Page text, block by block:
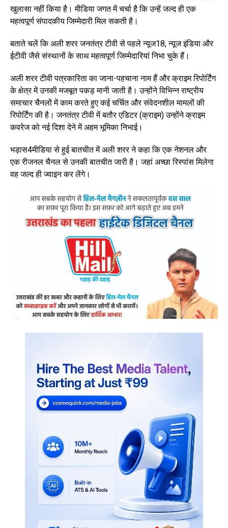
खुलासा नहीं किया है। मीडिया जगत में चर्चा है कि उन्हें जल्द ही एक
महत्वपूर्ण संपादकीय जिम्मेदारी मिल सकती है।
बताते चलें कि अली शरर जनतंत्र टीवी से पहले न्यूज18, न्यूज इंडिया और
ईटीवी जैसे संस्थानों के साथ महत्वपूर्ण जिम्मेदारियां निभा चुके हैं।
अली शरर टीवी पत्रकारिता का जाना-पहचाना नाम हैं और क्राइम रिपोर्टिंग
के क्षेत्र में उनकी मजबूत पकड़ मानी जाती है। उन्होंने विभिन्न राष्ट्रीय
समाचार चैनलों में काम करते हुए कई चर्चित और संवेदनशील मामलों की
रिपोर्टिंग की है। जनतंत्र टीवी में बतौर एडिटर (क्राइम) उन्होंने क्राइम
कवरेज को नई दिशा देने में अहम भूमिका निभाई।
भड़ास4मीडिया से हुई बातचीत में अली शरर ने कहा कि एक नेशनल और
एक रीजनल चैनल से उनकी बातचीत जारी है। जहां अच्छा रिस्पांस मिलेगा
वह जल्द ही ज्वाइन कर लेंगे।